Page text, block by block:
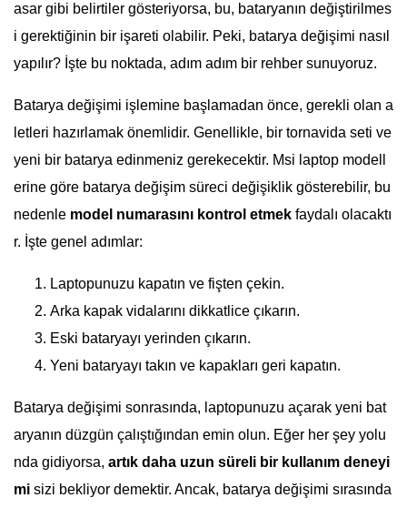
asar gibi belirtiler gösteriyorsa, bu, bataryanın değiştirilmes
i gerektiğinin bir işareti olabilir. Peki, batarya değişimi nasıl
yapılır? İşte bu noktada, adım adım bir rehber sunuyoruz.
Batarya değişimi işlemine başlamadan önce, gerekli olan a
letleri hazırlamak önemlidir. Genellikle, bir tornavida seti ve
yeni bir batarya edinmeniz gerekecektir. Msi laptop modell
erine göre batarya değişim süreci değişiklik gösterebilir, bu
nedenle model numarasını kontrol etmek faydalı olacaktı
r. İşte genel adımlar:
Laptopunuzu kapatın ve fişten çekin.
Arka kapak vidalarını dikkatlice çıkarın.
Eski bataryayı yerinden çıkarın.
Yeni bataryayı takın ve kapakları geri kapatın.
Batarya değişimi sonrasında, laptopunuzu açarak yeni bat
aryanın düzgün çalıştığından emin olun. Eğer her şey yolu
nda gidiyorsa, artık daha uzun süreli bir kullanım deneyi
mi sizi bekliyor demektir. Ancak, batarya değişimi sırasında